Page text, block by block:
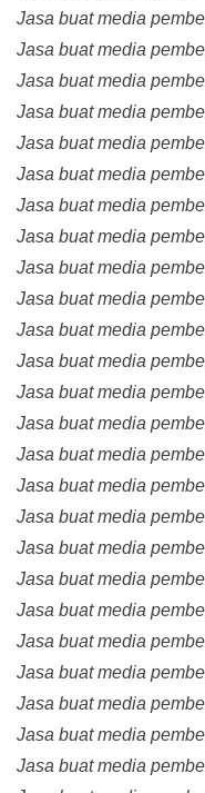
Jasa buat media
Jasa buat media
Jasa buat media
Jasa buat media
Jasa buat media
Jasa buat media
Jasa buat media
Jasa buat media
Jasa buat media
Jasa buat media
Jasa buat media
Jasa buat media
Jasa buat media
Jasa buat media
Jasa buat media
Jasa buat media
Jasa buat media
Jasa buat media
Jasa buat media
Jasa buat media
Jasa buat media
Jasa buat media
Jasa buat media
Jasa buat media
Jasa buat media